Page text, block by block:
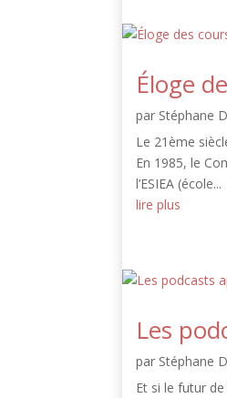
Éloge
par Stéphane
Le 21ème
En 1985, le
l’ESIEA (école...
lire plus
Les
par Stéphane
Et si le futur